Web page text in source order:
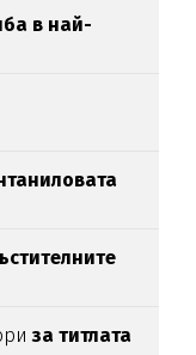
в най-
за титлата